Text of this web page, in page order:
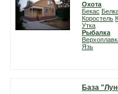
Охота
Бекас
Коростель
Утка
Рыбалка
Язь
База